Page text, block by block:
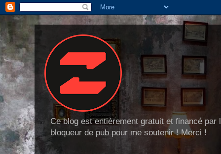
Ce blog est entièrement gratuit et financé
bloqueur de pub pour me soutenir ! Merci !